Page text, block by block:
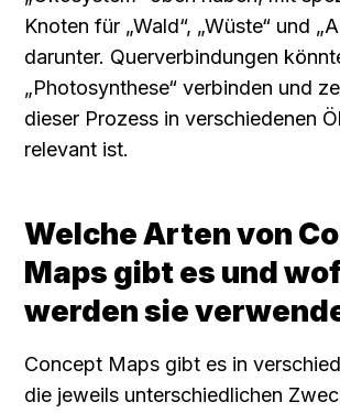
Knoten für „Wald“, „Wüste“ und
darunter. Querverbindungen
„Photosynthese“ verbinden und
dieser Prozess in verschiedenen
relevant ist.
Welche Arten von
Maps gibt es und
werden sie
Concept Maps gibt es in
die jeweils unterschiedlichen